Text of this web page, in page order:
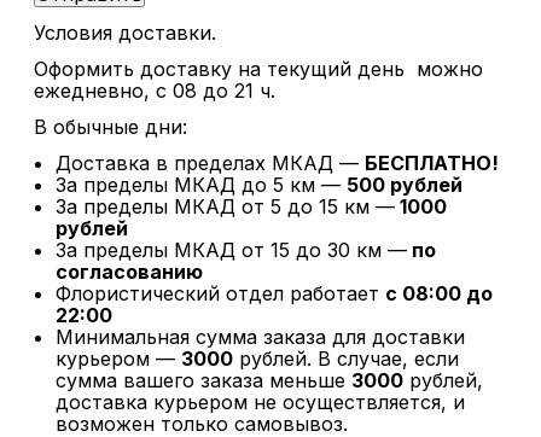
Условия доставки.
Оформить доставку на текущий день можно
ежедневно, с 08 до 21 ч.
В обычные дни:
Доставка в пределах МКАД — БЕСПЛАТНО!
За пределы МКАД до 5 км — 500 рублей
За пределы МКАД от 5 до 15 км —1000
рублей
За пределы МКАД от 15 до 30 км —по
согласованию
Флористический отдел работает с 08:00 до
22:00
Минимальная сумма заказа для доставки
курьером — 3000рублей. В случае, если
сумма вашего заказа меньше 3000рублей,
доставка курьером не осуществляется, и
возможен только самовывоз.